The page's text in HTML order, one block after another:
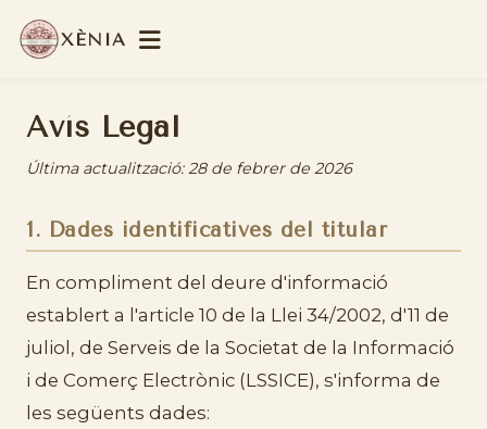
XÈNIA
Avís Legal
Última actualització: 28 de febrer de 2026
1. Dades identificatives del titular
En compliment del deure d'informació
establert a l'article 10 de la Llei 34/2002, d'11 de
juliol, de Serveis de la Societat de la Informació
i de Comerç Electrònic (LSSICE), s'informa de
les següents dades: